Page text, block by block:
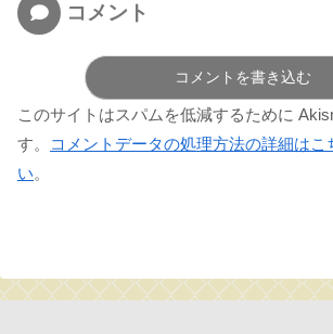
コメント
コメントを書き込む
このサイトはスパムを低減するために
す。
コメントデータの処理方法の詳細はこ
い。